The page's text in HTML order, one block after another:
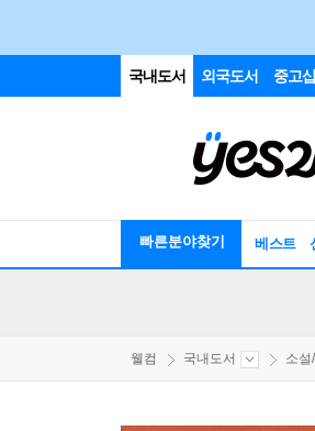
국내도서 외국도서 중고샵
빠른분야찾기 베스트
웰컴 국내도서 소설